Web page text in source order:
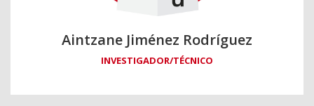
Aintzane Jiménez Rodríguez
INVESTIGADOR/TÉCNICO